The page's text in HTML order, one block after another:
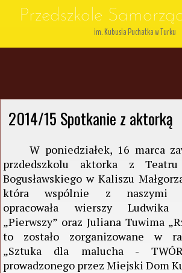
Przedszkole
im. Kubusia Puchatka w Turku
2014/15 Spotkanie z aktorką
W poniedziałek, 16 marca
przdedszkolu aktorka z
Bogusławskiego w Kaliszu
która wspólnie z naszymi
opracowała wierszy Ludwika
„Pierwszy” oraz Juliana Tuwima
to zostało zorganizowane w
„Sztuka dla malucha -
prowadzonego przez Miejski Dom